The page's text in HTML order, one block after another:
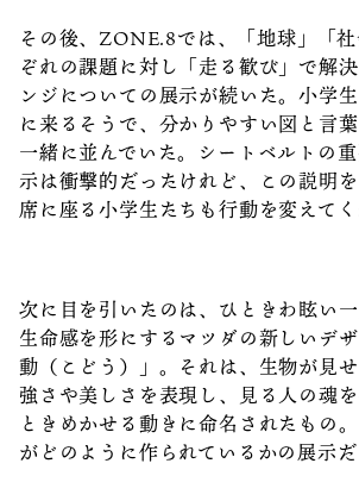
その後、ZONE.8では、「地球」「
ぞれの課題に対し「走る歓び」で解
ンジについての展示が続いた。小学
に来るそうで、分かりやすい図と言葉
一緒に並んでいた。シートベルトの
示は衝撃的だったけれど、この説明
席に座る小学生たちも行動を変えてく
次に目を引いたのは、ひときわ眩い一
生命感を形にするマツダの新しいデ
動（こどう）」。それは、生物が見
強さや美しさを表現し、見る人の魂
ときめかせる動きに命名されたもの
がどのように作られているかの展示だ